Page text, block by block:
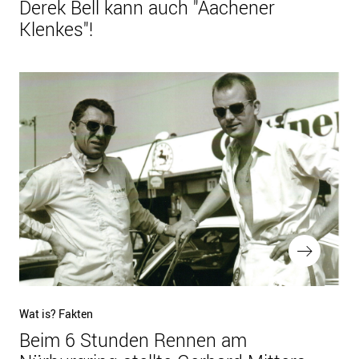
Derek Bell kann auch "Aachener
Klenkes"!
Nächster
Beitrag
Wat is? Fakten
Beim 6 Stunden Rennen am